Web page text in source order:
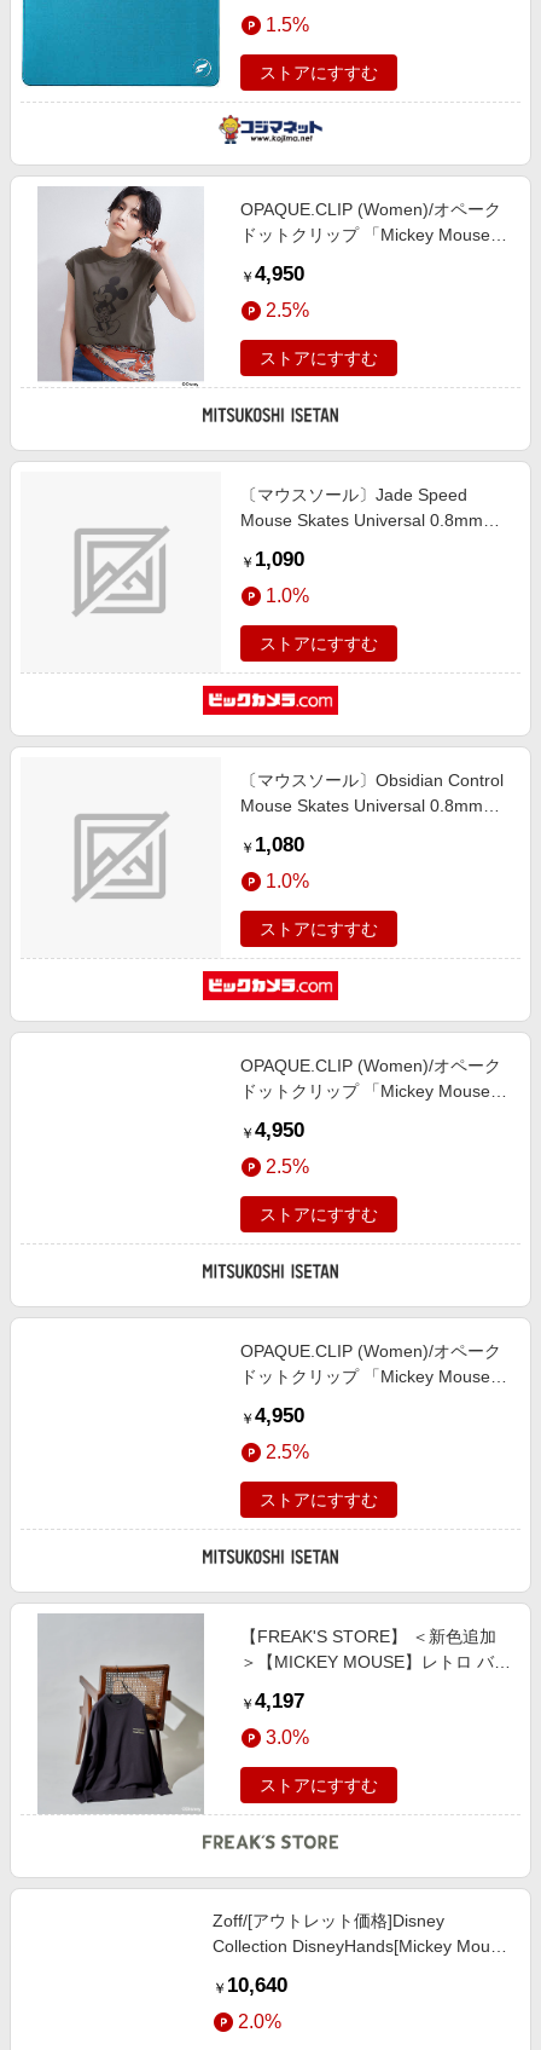
1.5%
ストアにすすむ
OPAQUE.CLIP (Women)/オペーク
ドットクリップ 「Mickey Mouse」
ーブTシャツ《洗濯機OK》 グレー
014 トップス【三越伊勢丹/公式】
￥ 4,950
2.5%
ストアにすすむ
〔マウスソール〕Jade Speed
Mouse Skates Universal 0.8mm
￥ 1,090
1.0%
ストアにすすむ
〔マウスソール〕Obsidian Control
Mouse Skates Universal 0.8mm
mouse-skates-obsidian-uni-dots-08
￥ 1,080
1.0%
ストアにすすむ
OPAQUE.CLIP (Women)/オペーク
ドットクリップ 「Mickey Mouse」
ーブTシャツ《洗濯機OK》 チャ
043 トップス【三越伊勢丹/公式】
￥ 4,950
2.5%
ストアにすすむ
OPAQUE.CLIP (Women)/オペーク
ドットクリップ 「Mickey Mouse」
ーブTシャツ《洗濯機OK》 シロ
001 トップス【三越伊勢丹/公式】
￥ 4,950
2.5%
ストアにすすむ
【FREAK'S STORE】 ＜新色追加
＞【MICKEY MOUSE】レトロ バッ
￥ 4,197
3.0%
ストアにすすむ
Zoff/[アウトレット価格]Disney
Collection DisneyHands[Mickey Mouse
ル]/SUNCUTGlasses/UV100%CUT【送
料無料】
￥ 10,640
2.0%